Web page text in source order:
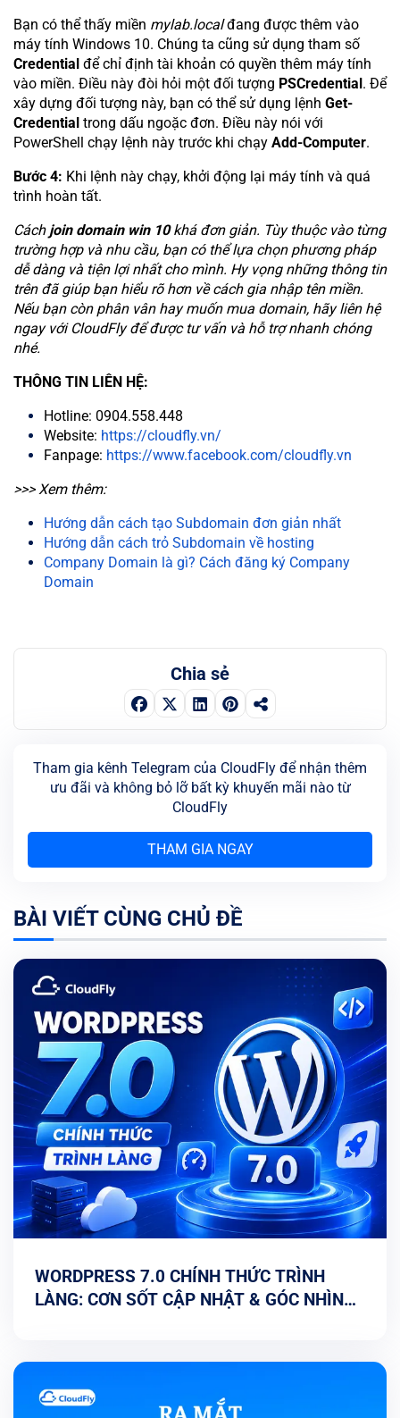
Bạn có thể thấy miền mylab.localđang được thêm vào
máy tính Windows 10. Chúng ta cũng sử dụng tham số
Credential để chỉ định tài khoản có quyền thêm máy tính
vào miền. Điều này đòi hỏi một đối tượng PSCredential. Để
xây dựng đối tượng này, bạn có thể sử dụng lệnh Get-
Credential trong dấu ngoặc đơn. Điều này nói với
PowerShell chạy lệnh này trước khi chạy Add-Computer.
Bước 4: Khi lệnh này chạy, khởi động lại máy tính và quá
trình hoàn tất.
Cách join domain win 10khá đơn giản. Tùy thuộc vào từng
trường hợp và nhu cầu, bạn có thể lựa chọn phương pháp
dễ dàng và tiện lợi nhất cho mình. Hy vọng những thông tin
trên đã giúp bạn hiểu rõ hơn về cách gia nhập tên miền.
Nếu bạn còn phân vân hay muốn mua domain, hãy liên hệ
ngay với CloudFly để được tư vấn và hỗ trợ nhanh chóng
nhé.
THÔNG TIN LIÊN HỆ:
Hotline: 0904.558.448
Website: https://cloudfly.vn/
Fanpage: https://www.facebook.com/cloudfly.vn
>>> Xem thêm:
Hướng dẫn cách tạo Subdomain đơn giản nhất
Hướng dẫn cách trỏ Subdomain về hosting
Company Domain là gì? Cách đăng ký Company
Domain
Chia sẻ
Tham gia kênh Telegram của CloudFly để nhận thêm
ưu đãi và không bỏ lỡ bất kỳ khuyến mãi nào từ
CloudFly
THAM GIA NGAY
BÀI VIẾT CÙNG CHỦ ĐỀ
WORDPRESS 7.0 CHÍNH THỨC TRÌNH
LÀNG: CƠN SỐT CẬP NHẬT & GÓC NHÌN